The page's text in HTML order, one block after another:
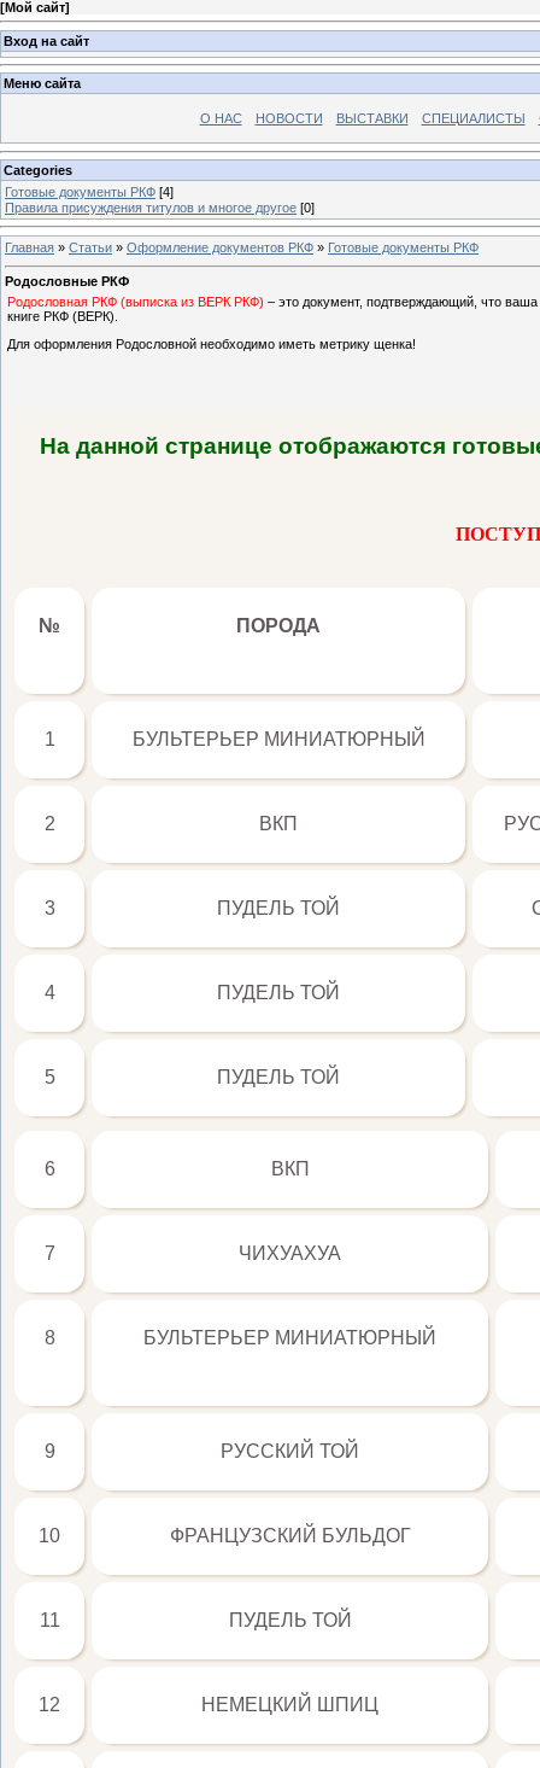
[Мой сайт]
Вход на сайт
Меню сайта
О НАС НОВОСТИ ВЫСТАВКИ СПЕЦИАЛИСТЫ
Categories
Готовые документы РКФ [4]
Правила присуждения титулов и многое другое [0]
Главная » Статьи » Оформление документов РКФ » Готовые документы РКФ
Родословные РКФ
Родословная РКФ (выписка из ВЕРК РКФ) – это документ, подтверждающий, что ваша
книге РКФ (ВЕРК).
Для оформления Родословной необходимо иметь метрику щенка!
На данной странице отображаются
№ ПОРОДА
1 БУЛЬТЕРЬЕР МИНИАТЮРНЫЙ
2 ВКП
3 ПУДЕЛЬ ТОЙ
4 ПУДЕЛЬ ТОЙ
5 ПУДЕЛЬ ТОЙ
6 ВКП
7 ЧИХУАХУА
8 БУЛЬТЕРЬЕР МИНИАТЮРНЫЙ
9 РУССКИЙ ТОЙ
10 ФРАНЦУЗСКИЙ БУЛЬДОГ
11 ПУДЕЛЬ ТОЙ
12 НЕМЕЦКИЙ ШПИЦ